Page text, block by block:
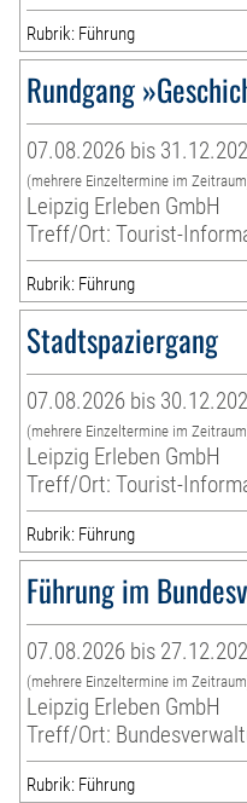
Rubrik: Führung
Rundgang
07.08.2026 bis
(mehrere Einzeltermine im
Leipzig Erleben GmbH
Treff/Ort: Tourist-
Rubrik: Führung
Stadtspaziergang
07.08.2026 bis
(mehrere Einzeltermine im
Leipzig Erleben GmbH
Treff/Ort: Tourist-
Rubrik: Führung
Führung im
07.08.2026 bis
(mehrere Einzeltermine im
Leipzig Erleben GmbH
Treff/Ort:
Rubrik: Führung